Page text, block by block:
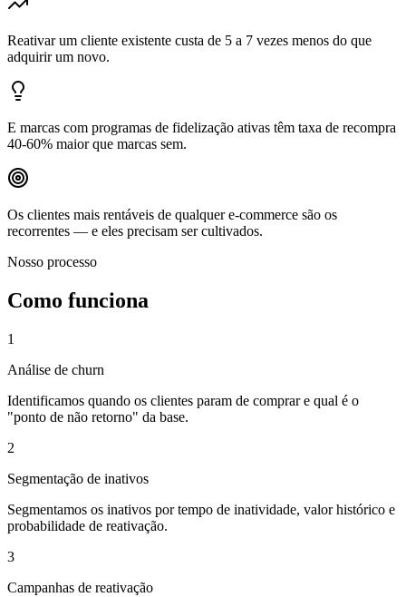
Reativar um cliente existente custa de 5 a 7 vezes menos do que
adquirir um novo.
E marcas com programas de fidelização ativas têm taxa de recompra
40-60% maior que marcas sem.
Os clientes mais rentáveis de qualquer e-commerce são os
recorrentes — e eles precisam ser cultivados.
Nosso processo
Como funciona
1
Análise de churn
Identificamos quando os clientes param de comprar e qual é o
"ponto de não retorno" da base.
2
Segmentação de inativos
Segmentamos os inativos por tempo de inatividade, valor histórico e
probabilidade de reativação.
3
Campanhas de reativação